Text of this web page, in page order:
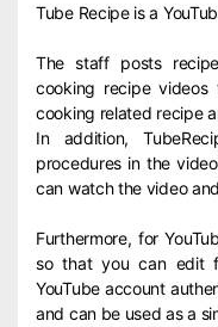
Tube Recipe is a
The staff posts
cooking recipe videos
cooking related recipe
In addition,
procedures in the
can watch the video
Furthermore, for
so that you can edit
YouTube account
and can be used as a